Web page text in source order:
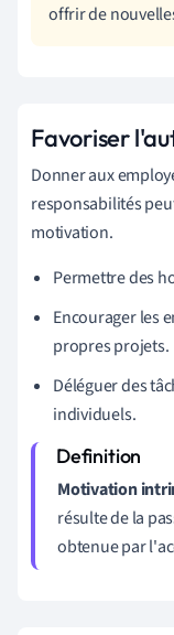
offrir de
Favoriser
Donner aux
responsabilités
motivation.
Permettre des
Encourager les
propres projets.
Déléguer des
individuels.
Motivation
résulte de la
obtenue par